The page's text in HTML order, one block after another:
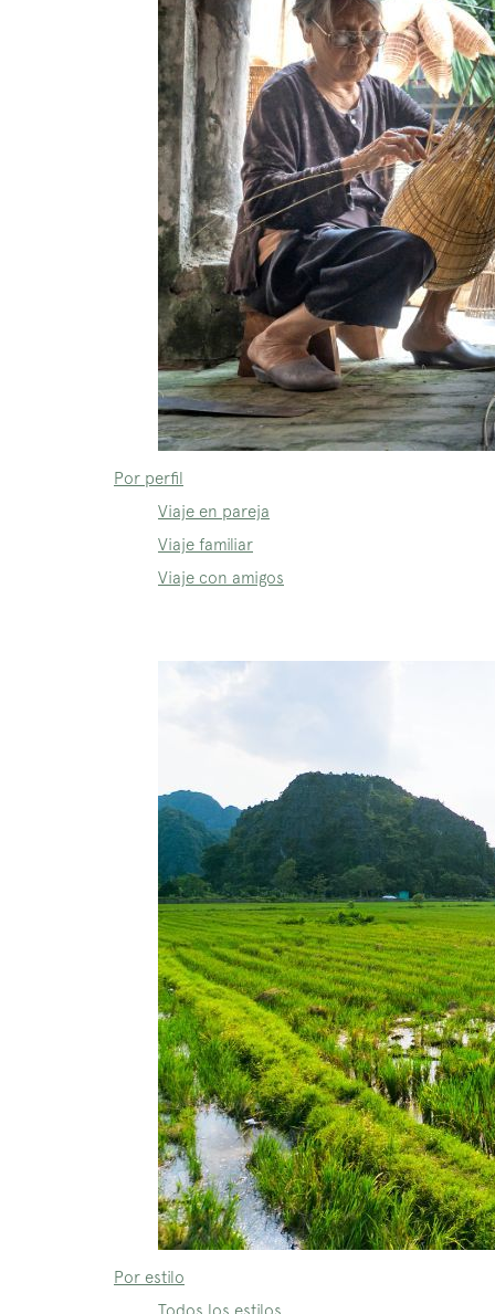
Por perfil
Viaje en pareja
Viaje familiar
Viaje con amigos
Por estilo
Todos los estilos